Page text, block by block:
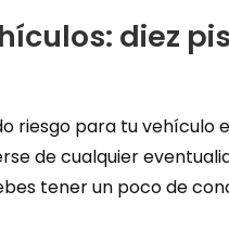
diez
riesgo para tu vehículo
de cualquier
tener un poco de